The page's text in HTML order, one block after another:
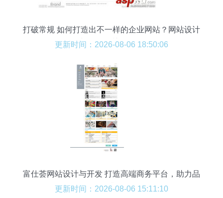
打破常规 如何打造出不一样的企业网站？网站设计
与开发的关键策略
更新时间：2026-08-06 18:50:06
富仕荟网站设计与开发 打造高端商务平台，助力品
牌升级
更新时间：2026-08-06 15:11:10